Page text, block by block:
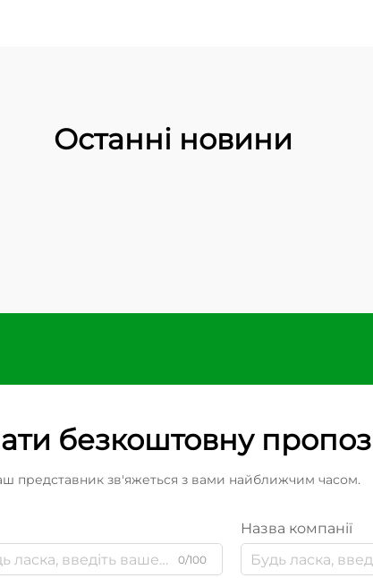
Останні новини
безкоштовну
представник зв'яжеться з вами найближчим часом.
0/100
Назва компанії